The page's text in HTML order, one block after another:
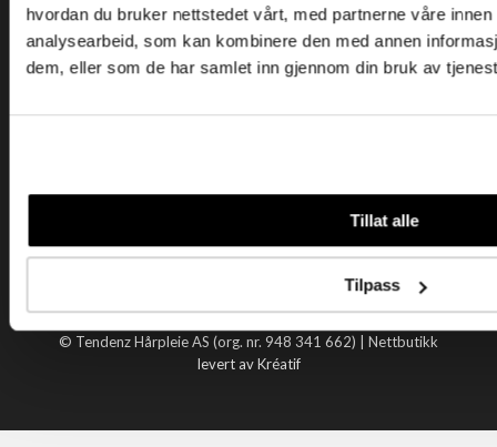
hvordan du bruker nettstedet vårt, med partnerne våre
analysearbeid, som kan kombinere den med annen
dem, eller som de har samlet inn gjennom din bruk av
Tillat alle
Tilpass
E-post: kundeservice@tendenz.net
Nyttige lenker
Datablad
Om oss
Handle hos oss
© Tendenz Hårpleie AS (org. nr. 948 341 662) | Nettbutikk
levert av Kréatif